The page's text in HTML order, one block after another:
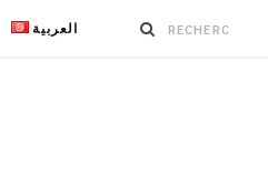
العربية